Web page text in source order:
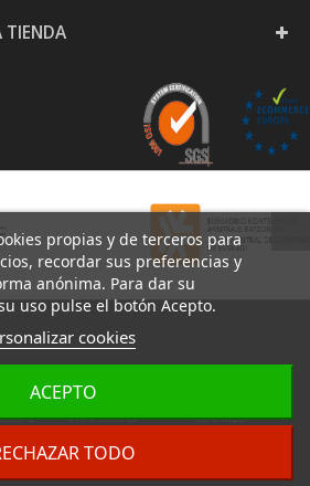
propias y de terceros para
recordar sus preferencias y
anónima. Para dar su
uso pulse el botón Acepto.
cookies
TODO
ACEPTO
TIENDA
AVISO
LEGAL
POLÍTICA DE
PRIVACIDAD
COOKIES